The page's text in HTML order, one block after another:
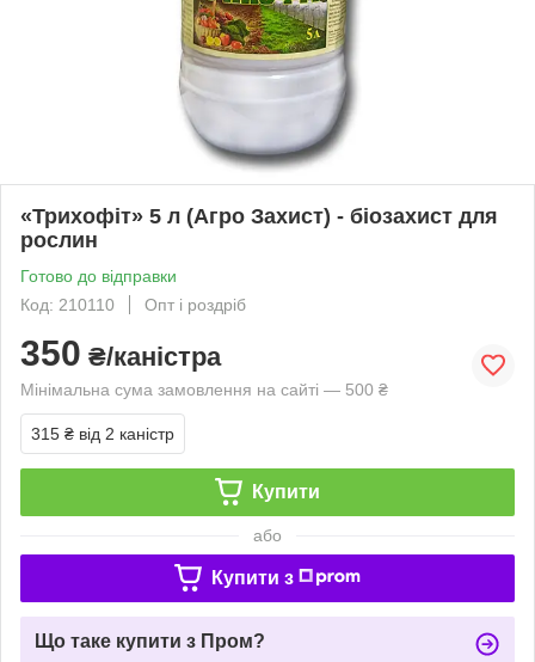
«Трихофіт» 5 л (Агро Захист) - біозахист для
рослин
Готово до відправки
Код: 210110
Опт і роздріб
350 ₴/каністра
Мінімальна сума замовлення на сайті — 500 ₴
315 ₴ від 2 каністр
Купити
або
Купити з
Що таке купити з Пром?